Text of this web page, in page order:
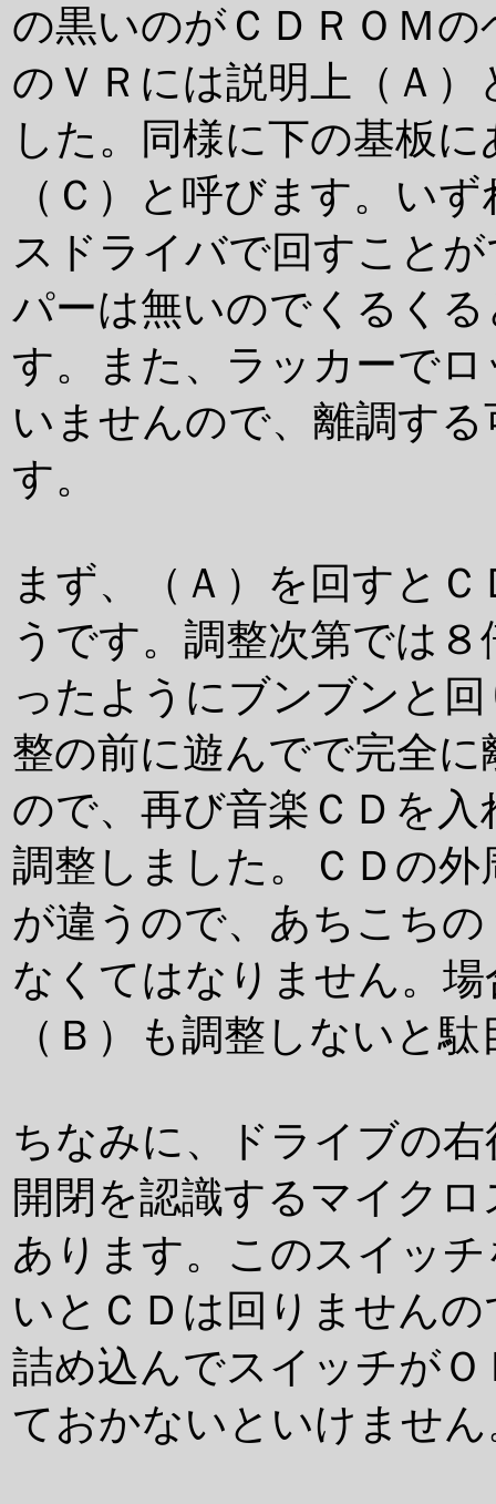
の黒いのがＣＤＲＯＭ
のＶＲには説明上（Ａ
した。同様に下の基板
（Ｃ）と呼びます。い
スドライバで回すこと
パーは無いのでくるく
す。また、ラッカーで
いませんので、離調す
す。
まず、（Ａ）を回すと
うです。調整次第では
ったようにブンブンと
整の前に遊んでで完全
ので、再び音楽ＣＤを
調整しました。ＣＤの
が違うので、あちこち
なくてはなりません。
（Ｂ）も調整しないと
ちなみに、ドライブの
開閉を認識するマイク
あります。このスイッ
いとＣＤは回りません
詰め込んでスイッチが
ておかないといけません